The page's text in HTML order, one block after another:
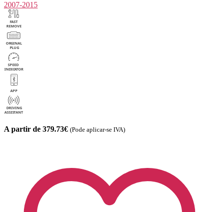
2007-2015
A partir de 379.73€ (Pode aplicar-se IVA)